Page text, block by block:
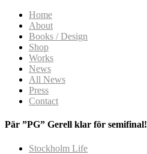
Home
About
Books / Design
Shop
Works
News
All News
Press
Contact
Pär ”PG” Gerell klar för semifinal!
Stockholm Life